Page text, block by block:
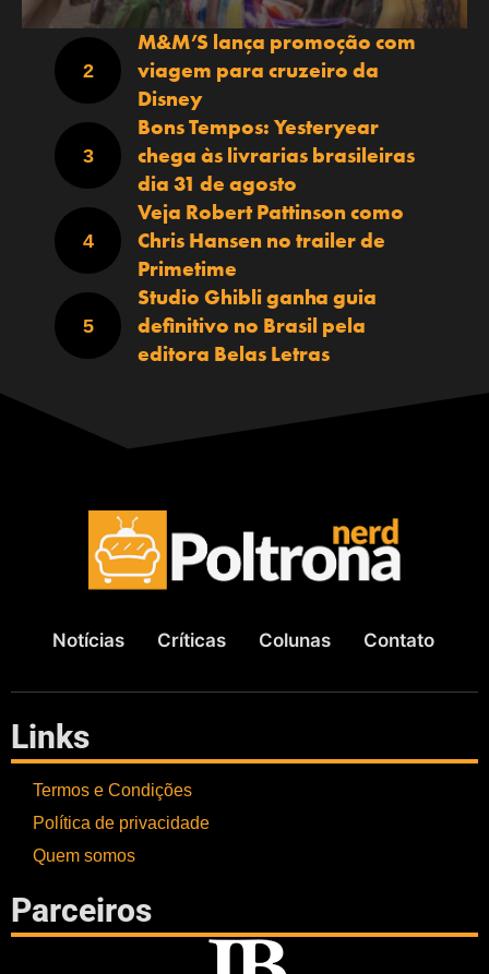
M&M’S lança promoção com
viagem para cruzeiro da
Disney
Bons Tempos: Yesteryear
chega às livrarias brasileiras
dia 31 de agosto
Veja Robert Pattinson como
Chris Hansen no trailer de
Primetime
Studio Ghibli ganha guia
definitivo no Brasil pela
editora Belas Letras
Notícias Críticas Colunas Contato
Links
Termos e Condições
Política de privacidade
Quem somos
Parceiros